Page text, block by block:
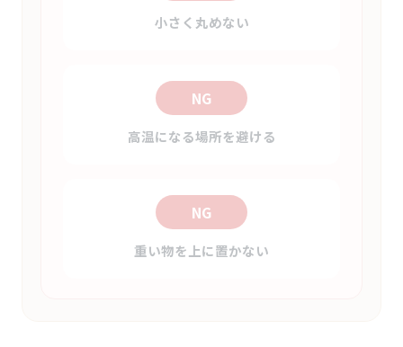
小さく丸めない
NG
高温になる場所を避ける
NG
重い物を上に置かない